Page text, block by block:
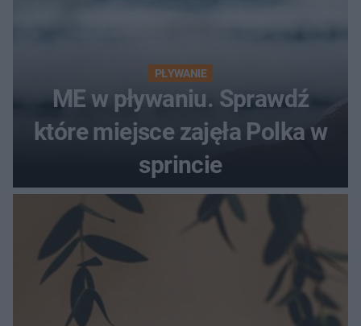
PŁYWANIE
ME w pływaniu. Sprawdź
które miejsce zajęła Polka w
sprincie